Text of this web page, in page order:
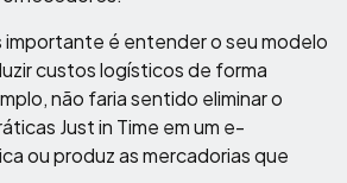
importante é entender o seu modelo
custos logísticos de forma
não faria sentido eliminar o
Just in Time em um e-
ou produz as mercadorias que